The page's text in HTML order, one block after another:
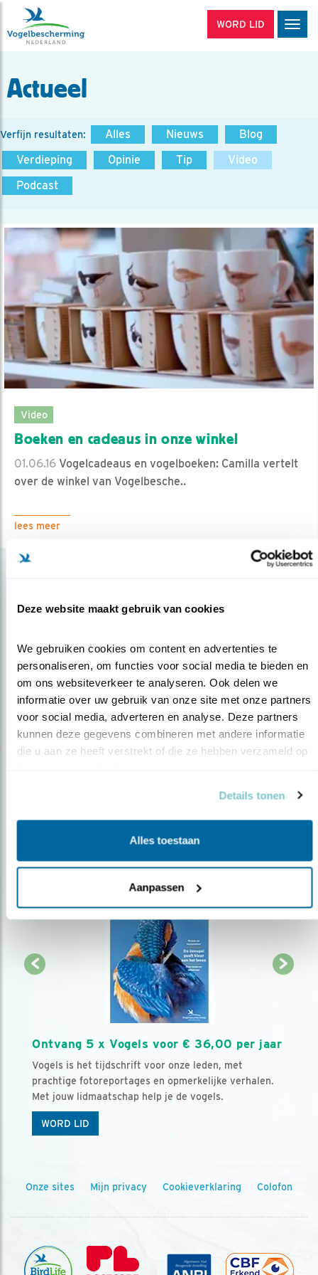
Deze website maakt gebruik van cookies
We gebruiken cookies om content en advertenties te
personaliseren, om functies voor social media te bieden en
om ons websiteverkeer te analyseren. Ook delen we
informatie over uw gebruik van onze site met onze partners
voor social media, adverteren en analyse. Deze partners
kunnen deze gegevens combineren met andere informatie
die u aan ze heeft verstrekt of die ze hebben verzameld op
Details tonen
Alles toestaan
Aanpassen
WORD LID
Actueel
Verfijn resultaten: Alles Nieuws
Blog
Verdieping
Opinie Tip
Video
Podcast
Video
Boeken en cadeaus in onze winkel
01.06.16 Vogelcadeaus en vogelboeken: Camilla vertelt
over de winkel van Vogelbesche..
lees meer
Op de hoogte blijven?
over vogels en activiteiten van Vogelbescherming.
AANMELDEN VOGELNIEUWS
Ontvang 5 x Vogels voor € 36,00 per jaar
Vogels is het tijdschrift voor onze leden, met
prachtige fotoreportages en opmerkelijke verhalen.
Met jouw lidmaatschap help je de vogels.
WORD LID
Onze sites Mijn privacy Cookieverklaring Colofon